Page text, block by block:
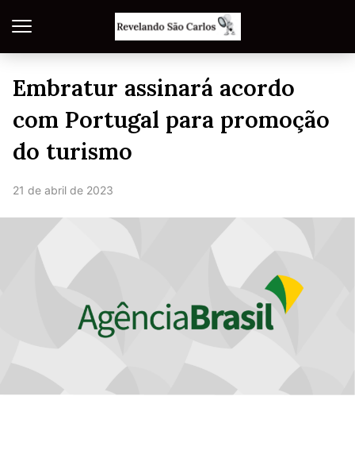
Embratur assinará acordo
com Portugal para promoção
do turismo
21 de abril de 2023